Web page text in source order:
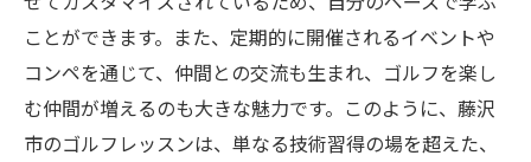
ことができます。また、定期的に開催されるイベントや
コンペを通じて、仲間との交流も生まれ、ゴルフを楽し
む仲間が増えるのも大きな魅力です。このように、藤沢
市のゴルフレッスンは、単なる技術習得の場を超えた、